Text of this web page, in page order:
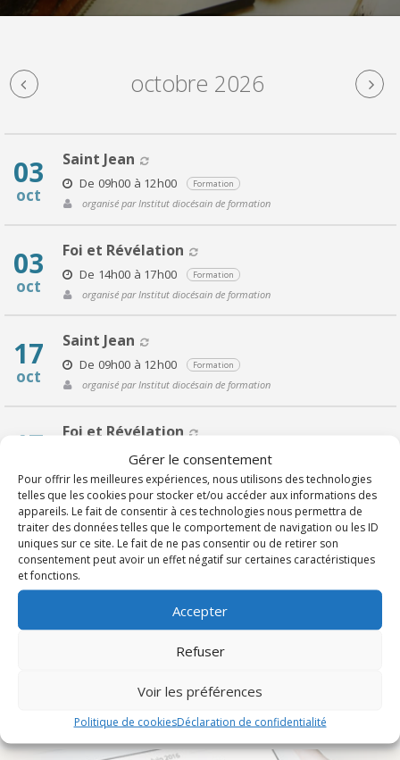
Gérer le consentement
Pour offrir les meilleures expériences, nous utilisons des technologies
telles que les cookies pour stocker et/ou accéder aux informations des
appareils. Le fait de consentir à ces technologies nous permettra de
traiter des données telles que le comportement de navigation ou les ID
uniques sur ce site. Le fait de ne pas consentir ou de retirer son
consentement peut avoir un effet négatif sur certaines caractéristiques
et fonctions.
Accepter
Refuser
Voir les préférences
Politique de cookiesDéclaration de confidentialité
octobre 2026
03
oct
Saint Jean
De 09h00 à 12h00 Formation
organisé par Institut diocésain de formation
03
oct
Foi et Révélation
De 14h00 à 17h00 Formation
organisé par Institut diocésain de formation
17
oct
Saint Jean
De 09h00 à 12h00 Formation
organisé par Institut diocésain de formation
17 Foi et Révélation
De 14h00 à 17h00 Formation
organisé par Institut diocésain de formation
Publiés récemment